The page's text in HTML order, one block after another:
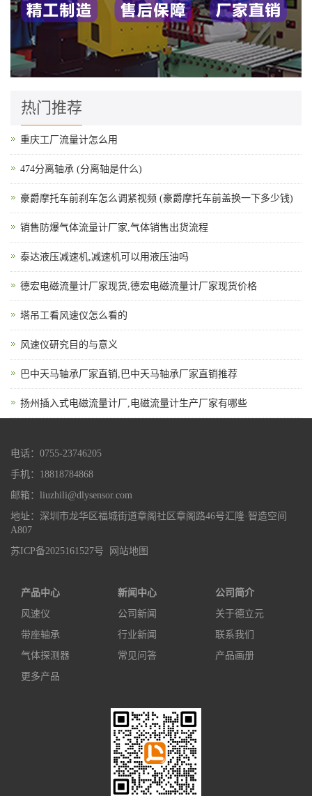
热门推荐
重庆工厂流量计怎么用
474分离轴承 (分离轴是什么)
豪爵摩托车前刹车怎么调紧视频 (豪爵摩托车前盖换一下多少钱)
销售防爆气体流量计厂家,气体销售出货流程
泰达液压减速机,减速机可以用液压油吗
德宏电磁流量计厂家现货,德宏电磁流量计厂家现货价格
塔吊工看风速仪怎么看的
风速仪研究目的与意义
巴中天马轴承厂家直销,巴中天马轴承厂家直销推荐
扬州插入式电磁流量计厂,电磁流量计生产厂家有哪些
电话：0755-23746205
手机：18818784868
邮箱：liuzhili@dlysensor.com
地址：深圳市龙华区福城街道章阁社区章阁路46号汇隆·智造空间
A807
苏ICP备2025161527号
网站地图
产品中心
风速仪
带座轴承
气体探测器
更多产品
新闻中心
公司新闻
行业新闻
常见问答
公司简介
关于德立元
联系我们
产品画册